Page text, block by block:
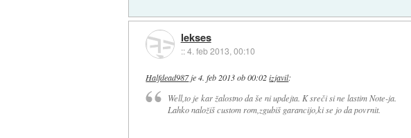
lekses
::4. feb 2013, 00:10
Halfdead987je4. feb 2013 ob 00:02 izjavil:
Well,to je kar žalostno da še ni updejta. K sreči si ne lastim Note-ja.
Lahko naložiš custom rom,zgubiš garancijo,ki se jo da povrnit.